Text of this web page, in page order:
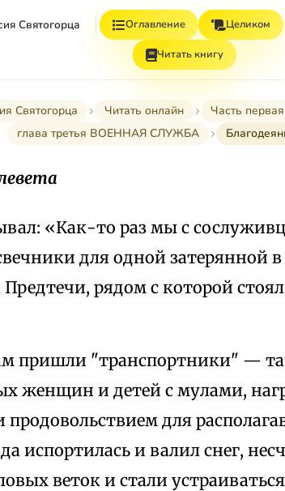
Святогорца Оглавление Целиком
Читать книгу
Святогорца Читать онлайн
Часть
глава третья ВОЕННАЯ СЛУЖБА
«Как-то раз мы с
для одной затерянной
рядом с которой
пришли "транспортники" —
женщин и детей с мулами,
для
испортилась и валил снег,
веток и стали